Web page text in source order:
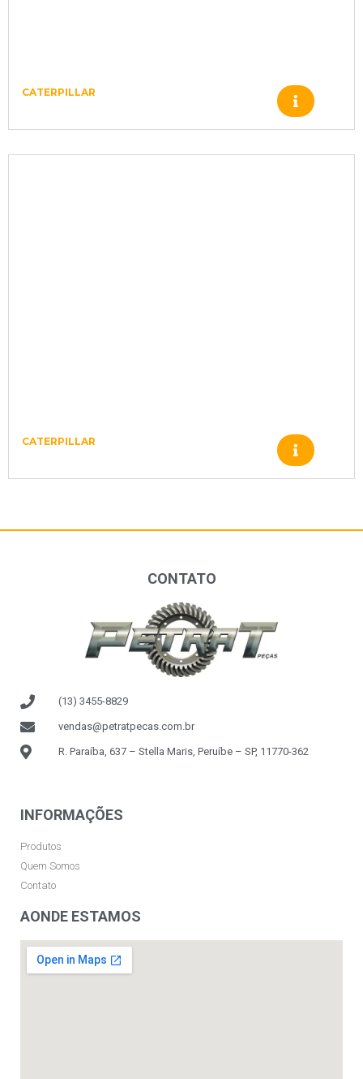
CATERPILLAR
CATERPILLAR
CONTATO
(13) 3455-8829
vendas@petratpecas.com.br
R. Paraíba, 637 – Stella Maris, Peruíbe – SP, 11770-362
INFORMAÇÕES
Produtos
Quem Somos
Contato
AONDE ESTAMOS